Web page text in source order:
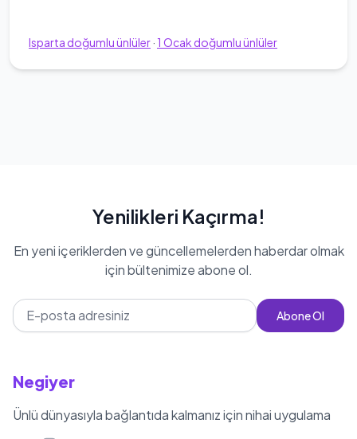
Isparta doğumlu ünlüler· 1 Ocak doğumlu ünlüler
Yenilikleri Kaçırma!
En yeni içeriklerden ve güncellemelerden haberdar olmak
için bültenimize abone ol.
Abone Ol
Negiyer
Ünlü dünyasıyla bağlantıda kalmanız için nihai uygulama